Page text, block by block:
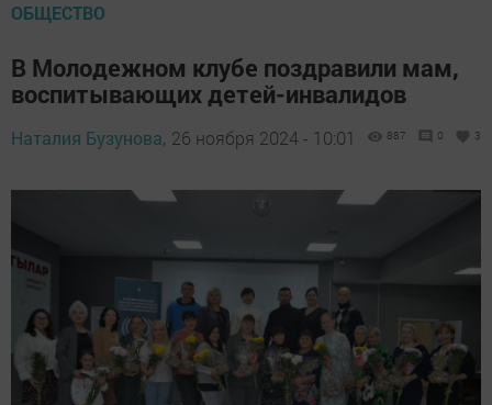
ОБЩЕСТВО
В Молодежном клубе поздравили мам,
воспитывающих детей-инвалидов
Наталия Бузунова, 26 ноября 2024 - 10:01 887 0 3